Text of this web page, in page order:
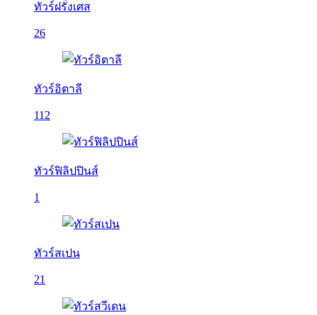
ทัวร์ฝรั่งเศส
26
ทัวร์อิตาลี
112
ทัวร์ฟิลิปปินส์
1
ทัวร์สเปน
21